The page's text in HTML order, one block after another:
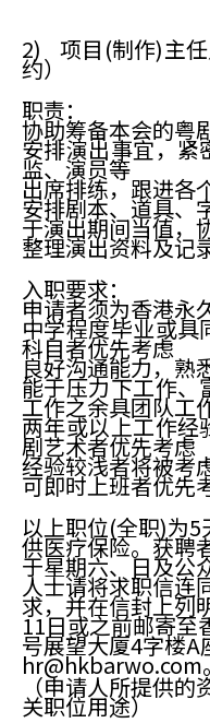
2) 项目(制作)主
约）
职责：
协助筹备本会的粤
安排演出事宜，紧
监、演员等
出席排练，跟进各
安排剧本、道具、
于演出期间当值，
整理演出资料及记
入职要求：
申请者须为香港永
中学程度毕业或
科目者优先考虑
良好沟通能力，熟
能于压力下工作、
工作之余具团队工
两年或以上工作经
剧艺术者优先考虑
经验较浅者将被考
可即时上班者优先
以上职位(全职)为
供医疗保险。获聘
于星期六、日及公
人士请将求职信连
求，并在信封上列
11日或之前邮寄至
号展望大厦4字楼A
hr@hkbarwo.com
（申请人所提供
关职位用途）